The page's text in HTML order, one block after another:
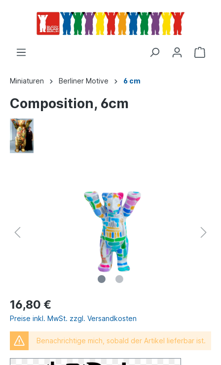
Miniaturen Berliner Motive 6 cm
Composition, 6cm
16,80 €
Preise inkl. MwSt. zzgl. Versandkosten
Benachrichtige mich, sobald der Artikel lieferbar ist.